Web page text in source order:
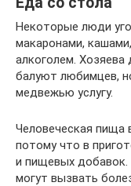
Некоторые люди
макаронами,
алкоголем.
балуют любимцев,
медвежью услугу.
Человеческая пища
потому что в
и пищевых
могут вызвать